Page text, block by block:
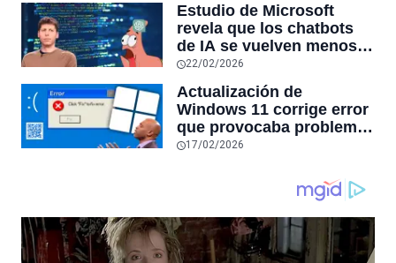
las aplicaciones con
sensores únicos o
conexiones especiales a
hardware
Estudio de Microsoft
revela que los chatbots
de IA se vuelven menos
confiables mientras más
tiempo hablas con ellos:
la falta de confiabilidad
sube un 112%
22/02/2026
Actualización de
Windows 11 corrige error
que provocaba problemas
al jugar en PC: los
producían desde 2023
17/02/2026